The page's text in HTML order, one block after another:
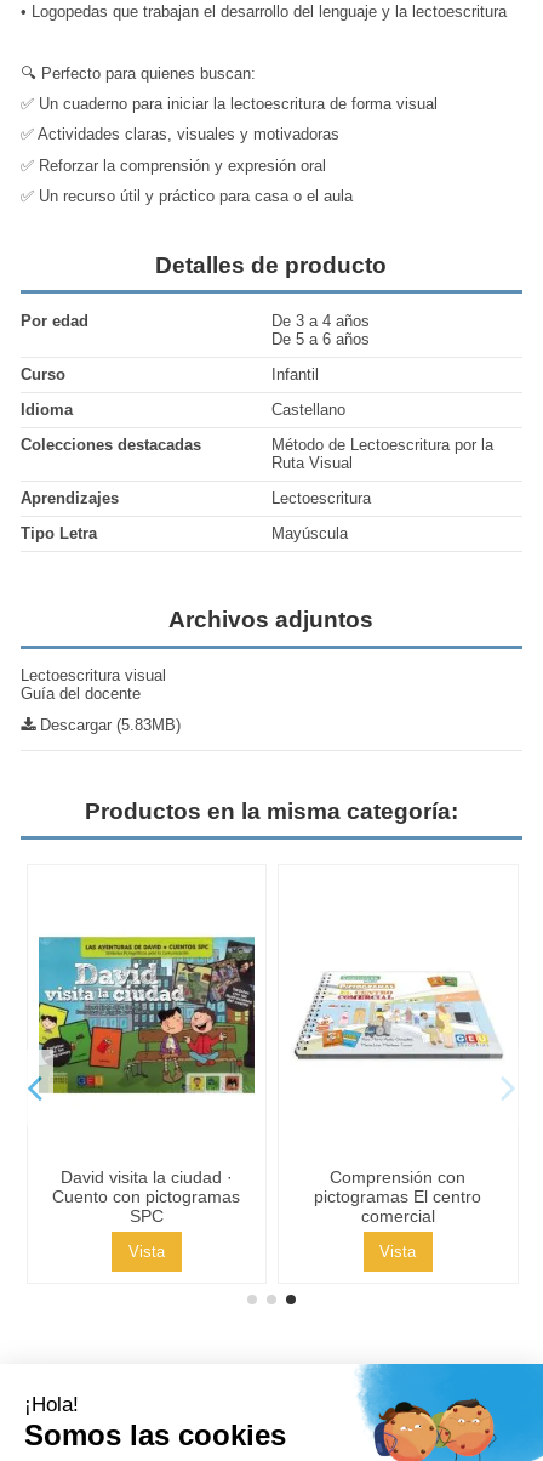
•
Logopedas que trabajan el desarrollo del lenguaje y la lectoescritura
🔍 Perfecto para quienes buscan:
✅ Un cuaderno para iniciar la lectoescritura de forma visual
✅ Actividades claras, visuales y motivadoras
✅ Reforzar la comprensión y expresión oral
✅ Un recurso útil y práctico para casa o el aula
Detalles de producto
Por edad
De 3 a 4 años
De 5 a 6 años
Curso
Infantil
Idioma
Castellano
Colecciones destacadas
Método de Lectoescritura por la
Ruta Visual
Aprendizajes
Lectoescritura
Tipo Letra
Mayúscula
Archivos adjuntos
Lectoescritura visual
Guía del docente
Descargar (5.83MB)
Productos en la misma categoría:
David visita la ciudad ·
Cuento con pictogramas
SPC
Vista
Comprensión con
pictogramas El centro
comercial
Vista